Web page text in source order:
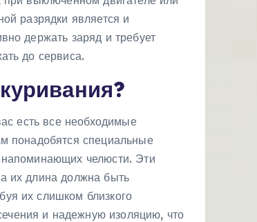
разрядки является и
держать заряд и требует
до сервиса.
есть все необходимые
понадобятся специальные
челюсти. Эти
их длина должна быть
их слишком близкого
и надежную изоляцию, что